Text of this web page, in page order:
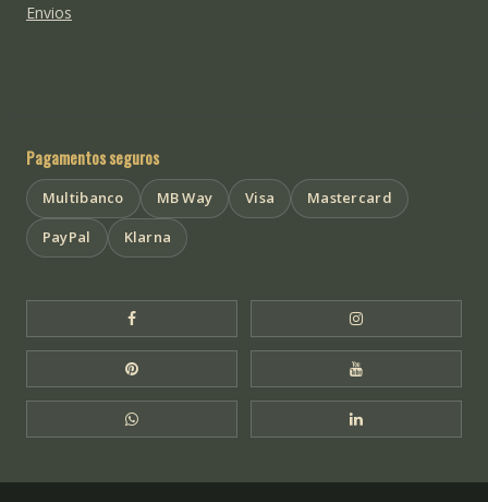
Envios
Pagamentos seguros
Multibanco MB Way Visa
Mastercard
PayPal
Klarna
Facebook Templo de Buda Instagram
Pinterest Templo de Buda YouTube Templo
WhatsApp Templo de Buda LinkedIn Templo